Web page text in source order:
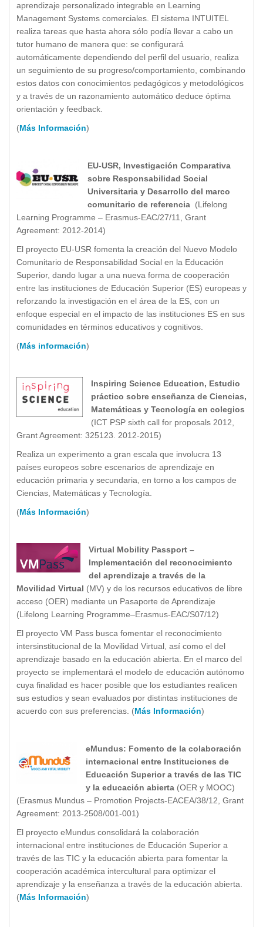
aprendizaje personalizado integrable en Learning
Management Systems comerciales. El sistema INTUITEL
realiza tareas que hasta ahora sólo podía llevar a cabo un
tutor humano de manera que: se configurará
automáticamente dependiendo del perfil del usuario, realiza
un seguimiento de su progreso/comportamiento, combinando
estos datos con conocimientos pedagógicos y metodológicos
y a través de un razonamiento automático deduce óptima
orientación y feedback.
(Más Información)
EU-USR, Investigación Comparativa
sobre Responsabilidad Social
Universitaria y Desarrollo del marco
comunitario de referencia (Lifelong
Learning Programme – Erasmus-EAC/27/11, Grant
Agreement: 2012-2014)
El proyecto EU-USR fomenta la creación del Nuevo Modelo
Comunitario de Responsabilidad Social en la Educación
Superior, dando lugar a una nueva forma de cooperación
entre las instituciones de Educación Superior (ES) europeas y
reforzando la investigación en el área de la ES, con un
enfoque especial en el impacto de las instituciones ES en sus
comunidades en términos educativos y cognitivos.
(Más información)
Inspiring Science Education, Estudio
práctico sobre enseñanza de Ciencias,
Matemáticas y Tecnología en colegios
(ICT PSP sixth call for proposals 2012,
Grant Agreement: 325123. 2012-2015)
Realiza un experimento a gran escala que involucra 13
países europeos sobre escenarios de aprendizaje en
educación primaria y secundaria, en torno a los campos de
Ciencias, Matemáticas y Tecnología.
(Más Información)
Virtual Mobility Passport –
Implementación del reconocimiento
del aprendizaje a través de la
Movilidad Virtual (MV) y de los recursos educativos de libre
acceso (OER) mediante un Pasaporte de Aprendizaje
(Lifelong Learning Programme–Erasmus-EAC/S07/12)
El proyecto VM Pass busca fomentar el reconocimiento
intersinstitucional de la Movilidad Virtual, así como el del
aprendizaje basado en la educación abierta. En el marco del
proyecto se implementará el modelo de educación autónomo
cuya finalidad es hacer posible que los estudiantes realicen
sus estudios y sean evaluados por distintas instituciones de
acuerdo con sus preferencias. (Más Información)
eMundus: Fomento de la colaboración
internacional entre Instituciones de
Educación Superior a través de las TIC
y la educación abierta (OER y MOOC)
(Erasmus Mundus – Promotion Projects-EACEA/38/12, Grant
Agreement: 2013-2508/001-001)
El proyecto eMundus consolidará la colaboración
internacional entre instituciones de Educación Superior a
través de las TIC y la educación abierta para fomentar la
cooperación académica intercultural para optimizar el
aprendizaje y la enseñanza a través de la educación abierta.
(Más Información)